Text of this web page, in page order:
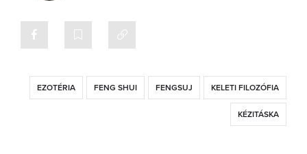
EZOTÉRIA FENG SHUI FENGSUJ KELETI FILOZÓFIA
KÉZITÁSKA